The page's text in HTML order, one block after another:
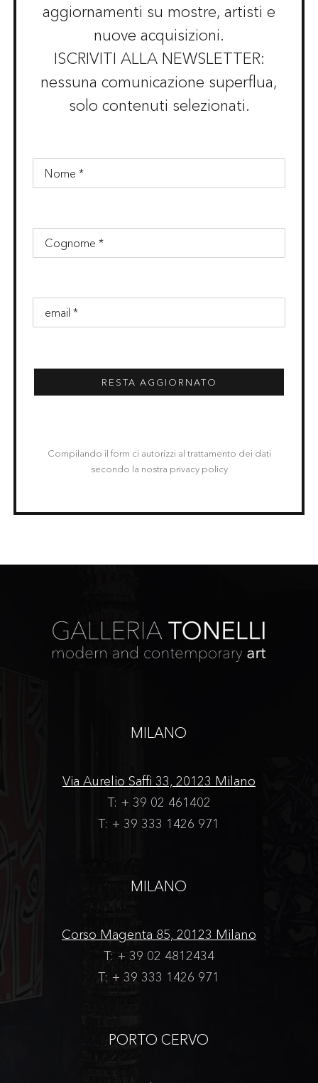
aggiornamenti su mostre, artisti e
nuove acquisizioni.
ISCRIVITI ALLA NEWSLETTER:
nessuna comunicazione superflua,
solo contenuti selezionati.
RESTA AGGIORNATO
Compilando il form ci autorizzi al trattamento dei dati
secondo la nostra privacy policy
MILANO
Via Aurelio Saffi 33, 20123 Milano
T: + 39 02 461402
T: + 39 333 1426 971
MILANO
Corso Magenta 85, 20123 Milano
T: + 39 02 4812434
T: + 39 333 1426 971
PORTO CERVO